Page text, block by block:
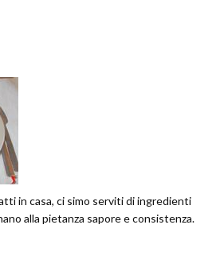
in casa, ci simo serviti di ingredienti
alla pietanza sapore e consistenza.